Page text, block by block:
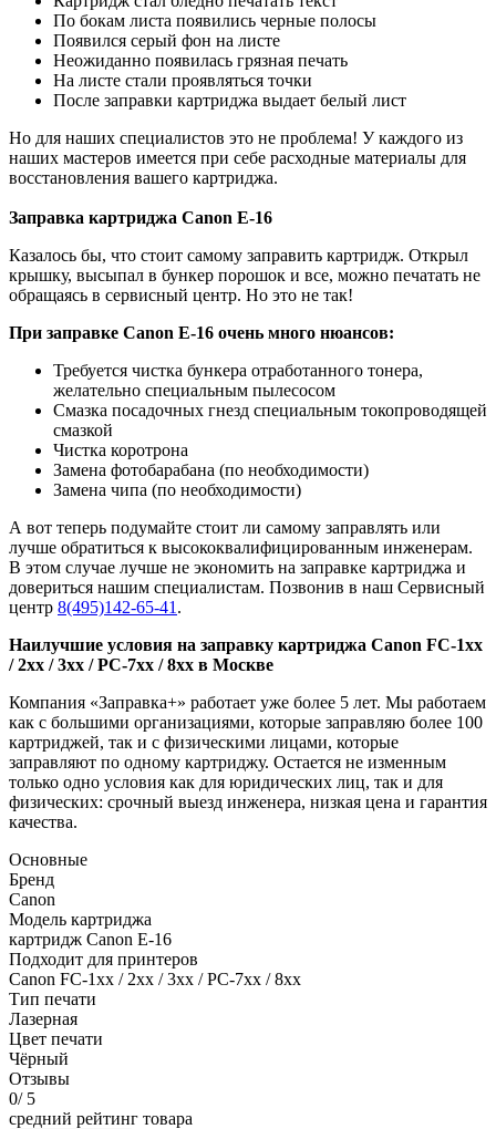
По бокам листа появились черные полосы
Появился серый фон на листе
Неожиданно появилась грязная печать
На листе стали проявляться точки
После заправки картриджа выдает белый лист
Но для наших специалистов это не проблема! У каждого из
наших мастеров имеется при себе расходные материалы для
восстановления вашего картриджа.
Заправка картриджа Canon E-16
Казалось бы, что стоит самому заправить картридж. Открыл
крышку, высыпал в бункер порошок и все, можно печатать не
обращаясь в сервисный центр. Но это не так!
При заправке Canon E-16 очень много нюансов:
Требуется чистка бункера отработанного тонера,
желательно специальным пылесосом
Смазка посадочных гнезд специальным токопроводящей
смазкой
Чистка коротрона
Замена фотобарабана (по необходимости)
Замена чипа (по необходимости)
А вот теперь подумайте стоит ли самому заправлять или
лучше обратиться к высококвалифицированным инженерам.
В этом случае лучше не экономить на заправке картриджа и
довериться нашим специалистам. Позвонив в наш Сервисный
центр 8(495)142-65-41 .
Наилучшие условия на заправку картриджа Canon FC-1хх
/ 2хх / 3хх / PC-7хх / 8хх в Москве
Компания «Заправка+» работает уже более 5 лет. Мы работаем
как с большими организациями, которые заправляю более 100
картриджей, так и с физическими лицами, которые
заправляют по одному картриджу. Остается не изменным
только одно условия как для юридических лиц, так и для
физических: срочный выезд инженера, низкая цена и гарантия
качества.
Основные
Бренд
Canon
Модель картриджа
картридж Canon E-16
Подходит для принтеров
Canon FC-1хх / 2хх / 3хх / PC-7хх / 8хх
Тип печати
Лазерная
Цвет печати
Чёрный
Отзывы
0/ 5
средний рейтинг товара